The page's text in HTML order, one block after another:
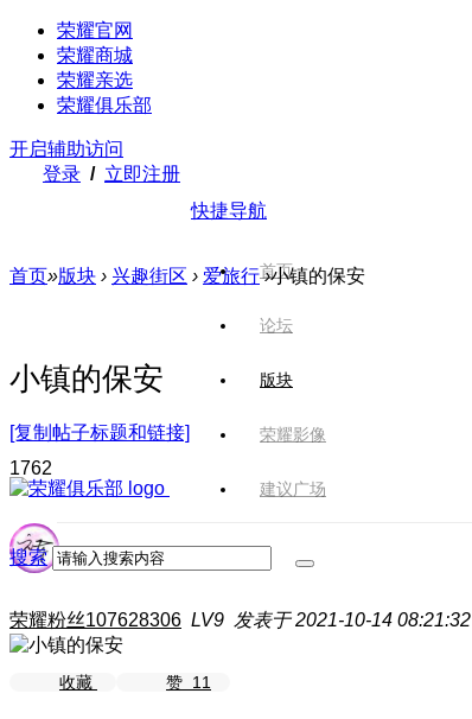
荣耀官网
荣耀商城
荣耀亲选
荣耀俱乐部
开启辅助访问
登录 / 立即注册
快捷导航
首页
论坛
版块
荣耀影像
建议广场
搜索
首页»版块 › 兴趣街区 › 爱旅行 ›小镇的保安
小镇的保安
[复制帖子标题和链接]
1762
荣耀粉丝107628306 LV9 发表于 2021-10-14 08:21:32
收藏 赞 11